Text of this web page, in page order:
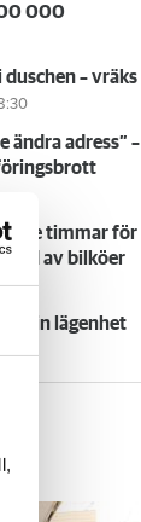
000
– vräks
ändra adress” –
tre timmar för
av bilköer
sin lägenhet